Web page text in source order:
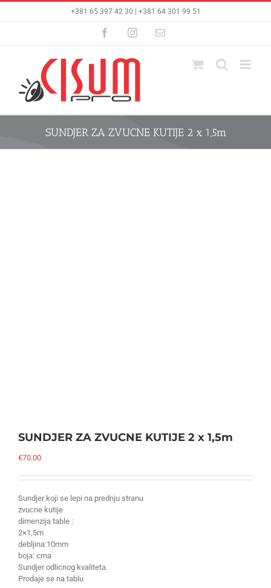
+381 65 397 42 30 | +381 64 301 99 51
FacebookInstagramEmail
SUNDJER ZA ZVUCNE KUTIJE 2 x 1,5m
SUNDJER ZA ZVUCNE KUTIJE 2 x 1,5m
€70.00
Sundjer koji se lepi na prednju stranu
zvucne kutije
dimenzija table :
2×1,5m
debljina:10mm
boja: crna
Sundjer odlicnog kvaliteta.
Prodaje se na tablu